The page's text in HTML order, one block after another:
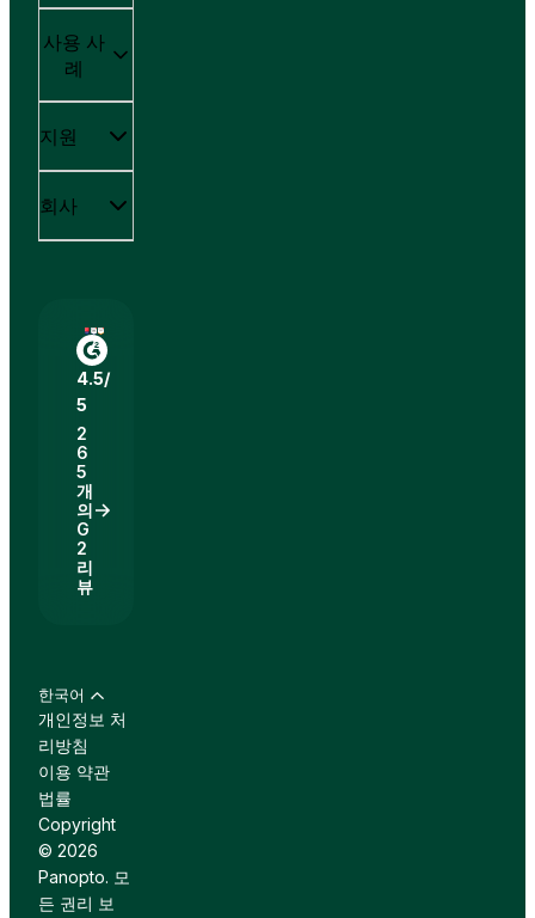
사용 사
례
지원
회사
4.5/
5
2
6
5
개
의
G
2
리
뷰
한국어
개인정보 처
리방침
이용 약관
법률
Copyright
© 2026
Panopto. 모
든 권리 보